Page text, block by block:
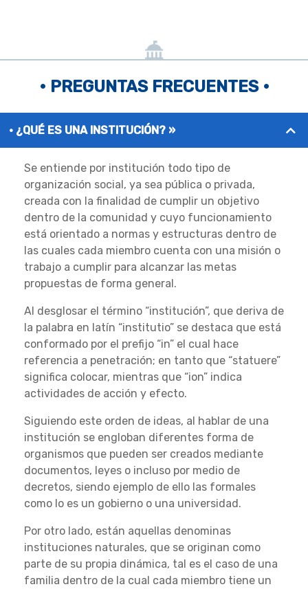
• PREGUNTAS FRECUENTES •
¿QUÉ ES UNA INSTITUCIÓN? »
Se entiende por institución todo tipo de
organización social, ya sea pública o privada,
creada con la finalidad de cumplir un objetivo
dentro de la comunidad y cuyo funcionamiento
está orientado a normas y estructuras dentro de
las cuales cada miembro cuenta con una misión o
trabajo a cumplir para alcanzar las metas
propuestas de forma general.
Al desglosar el término “institución”, que deriva de
la palabra en latín “institutio” se destaca que está
conformado por el prefijo “in” el cual hace
referencia a penetración; en tanto que “statuere”
significa colocar, mientras que “ion” indica
actividades de acción y efecto.
Siguiendo este orden de ideas, al hablar de una
institución se engloban diferentes forma de
organismos que pueden ser creados mediante
documentos, leyes o incluso por medio de
decretos, siendo ejemplo de ello las formales
como lo es un gobierno o una universidad.
Por otro lado, están aquellas denominas
instituciones naturales, que se originan como
parte de su propia dinámica, tal es el caso de una
familia dentro de la cual cada miembro tiene un